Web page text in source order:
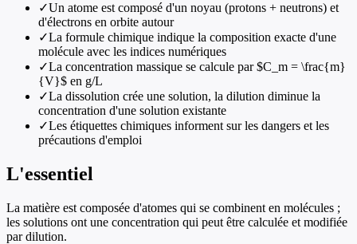
✓Un atome est composé d'un noyau (protons + neutrons) et
d'électrons en orbite autour
✓La formule chimique indique la composition exacte d'une
molécule avec les indices numériques
✓La concentration massique se calcule par $C_m = \frac{m}
{V}$ en g/L
✓La dissolution crée une solution, la dilution diminue la
concentration d'une solution existante
✓Les étiquettes chimiques informent sur les dangers et les
précautions d'emploi
L'essentiel
La matière est composée d'atomes qui se combinent en molécules ;
les solutions ont une concentration qui peut être calculée et modifiée
par dilution.